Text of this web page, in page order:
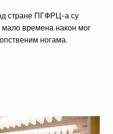
стране ПГФРЦ-а су
мало времена након мог
ногама.